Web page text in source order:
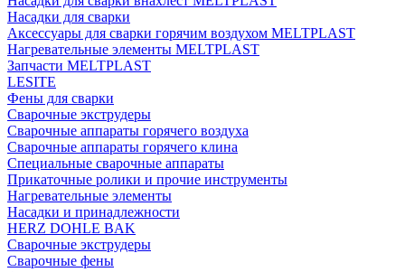
Насадки для сварки
Аксессуары для сварки горячим воздухом MELTPLAST
Нагревательные элементы MELTPLAST
Запчасти MELTPLAST
LESITE
Фены для сварки
Сварочные экструдеры
Сварочные аппараты горячего воздуха
Сварочные аппараты горячего клина
Специальные сварочные аппараты
Прикаточные ролики и прочие инструменты
Нагревательные элементы
Насадки и принадлежности
HERZ DOHLE BAK
Сварочные экструдеры
Сварочные фены